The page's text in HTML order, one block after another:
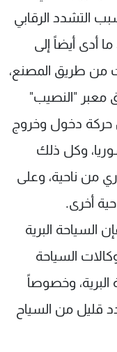
40 في المئة بسبب التشدد الرقابي
ما أدى أيضاً إلى
من طريق المصنع،
معبر "النصيب"
في المئة من حركة دخول وخروج
وكل ذلك
من ناحية، وعلى
أخرى.
السياحة البرية
السياحة
البرية، وخصوصاً
قليل من السياح